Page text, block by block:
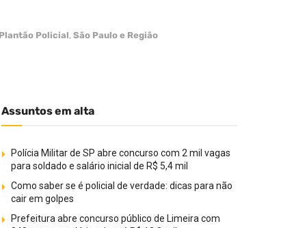
Plantão Policial, São Paulo e Região
Assuntos em alta
Polícia Militar de SP abre concurso com 2 mil vagas
para soldado e salário inicial de R$ 5,4 mil
Como saber se é policial de verdade: dicas para não
cair em golpes
Prefeitura abre concurso público de Limeira com